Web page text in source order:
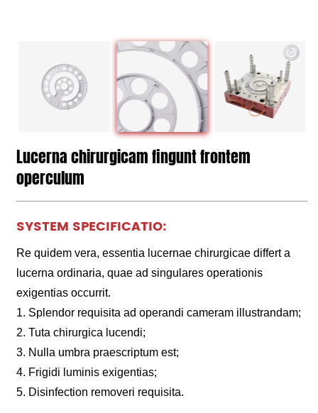
Lucerna chirurgicam fingunt frontem
operculum
SYSTEM SPECIFICATIO:
Re quidem vera, essentia lucernae chirurgicae differt a
lucerna ordinaria, quae ad singulares operationis
exigentias occurrit.
1. Splendor requisita ad operandi cameram illustrandam;
2. Tuta chirurgica lucendi;
3. Nulla umbra praescriptum est;
4. Frigidi luminis exigentias;
5. Disinfection removeri requisita.